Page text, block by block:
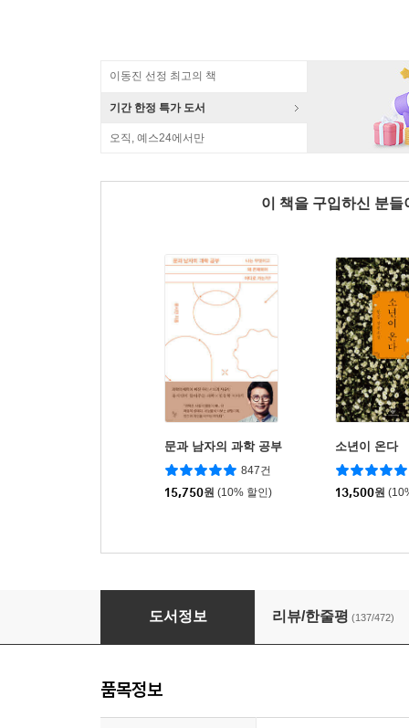
이동진 선정 최고의 책
기간 한정 특가 도서
오직, 예스24에서만
이 책을 구입하신 분
문과 남자의 과학 공부
847건
15,750원 (10% 할인)
소년이 온다
13,500원
도서정보 리뷰/한줄평 (137/472)
품목정보